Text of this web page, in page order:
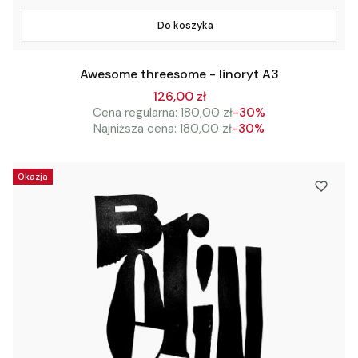
Do koszyka
Awesome threesome - linoryt A3
126,00 zł
Cena regularna: 180,00 zł-30%
Najniższa cena: 180,00 zł-30%
Okazja